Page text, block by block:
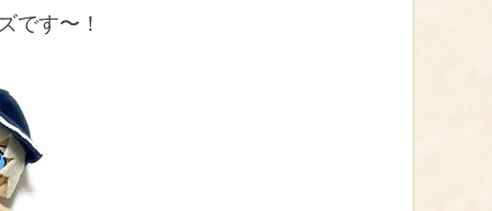
です〜！